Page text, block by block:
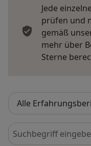
Jede
prüfen und
gemäß
mehr über
Sterne
Bewertungen